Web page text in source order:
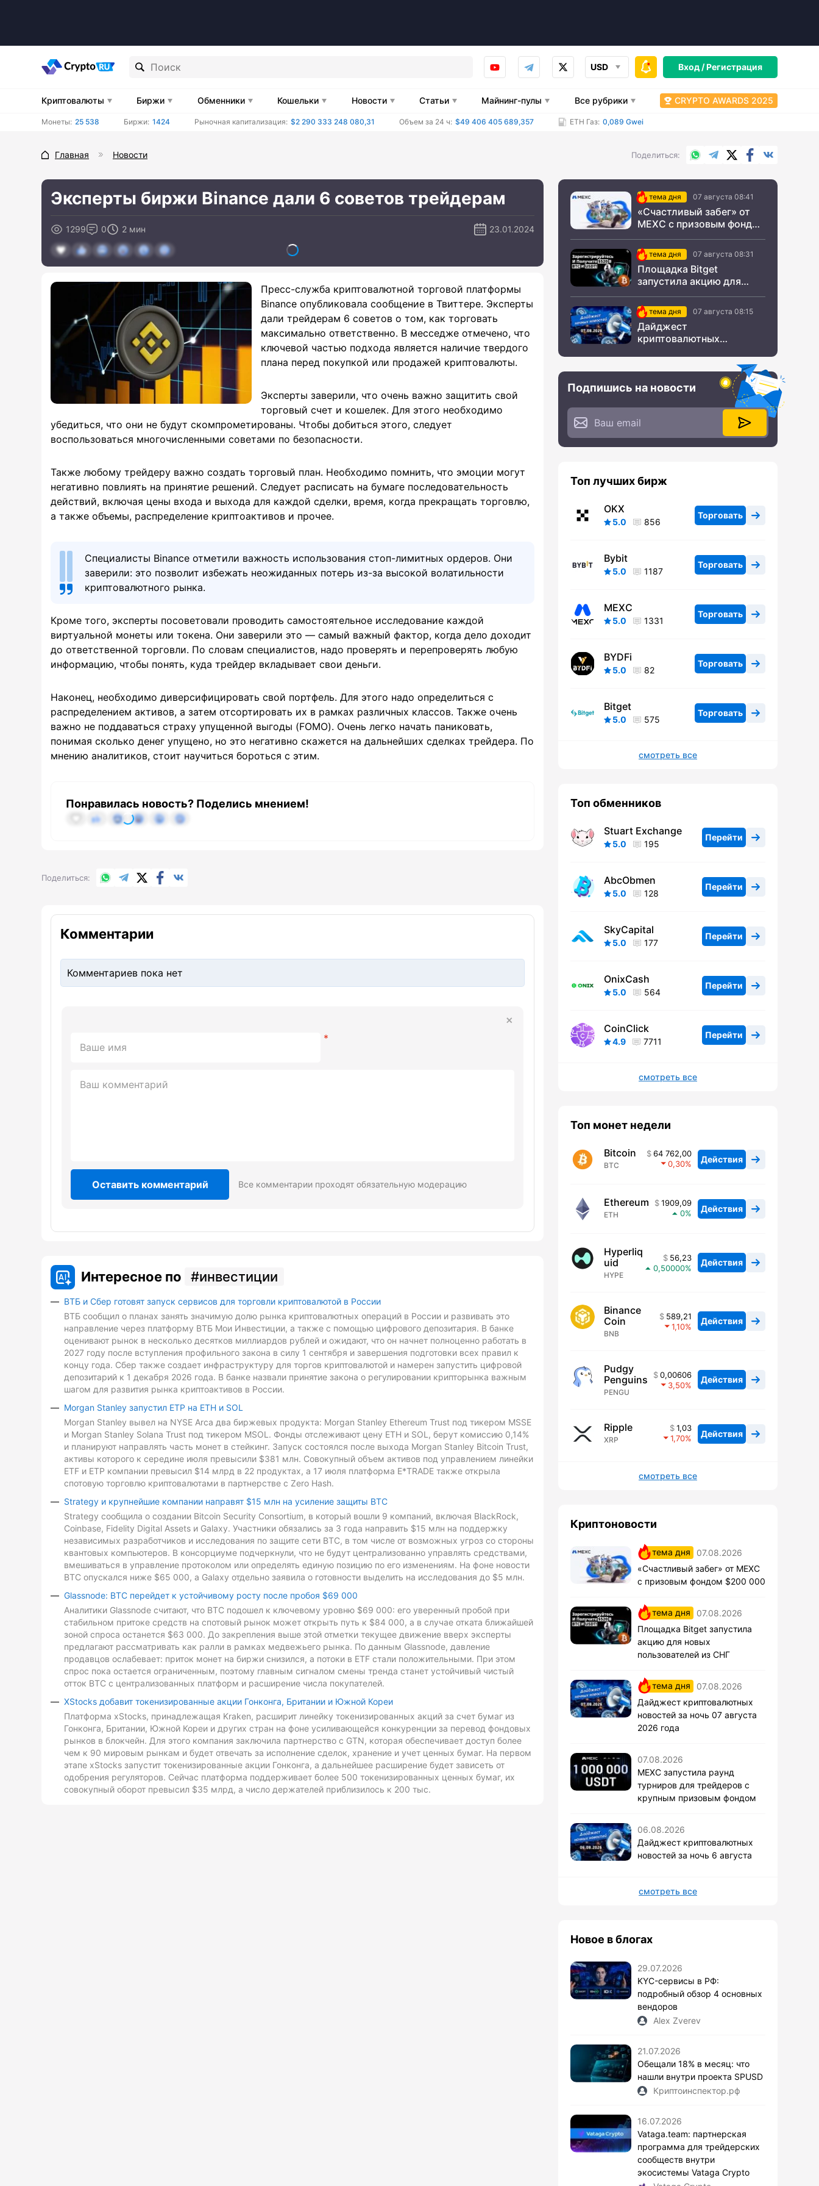
USD Вход /Регистрация
Криптовалюты Биржи Обменники Кошельки Новости Статьи Майнинг-пулы Все рубрики CRYPTO AWARDS 2025
Монеты: 25 538 Биржи: 1424 Рыночная капитализация: $2 290 333 248 080,31 Объем за 24 ч: $49 406 405 689,357 ETH Газ: 0,089 Gwei
Главная Новости Поделиться WhatsApp
TelegramX.comFacebook
Эксперты биржи Binance дали 6 советов трейдерам
1299 0 2 мин 23.01.2024
Пресс-служба криптовалютной торговой платформы
Binance опубликовала сообщение в Твиттере. Эксперты
дали трейдерам 6 советов о том, как торговать
максимально ответственно. В месседже отмечено, что
ключевой частью подхода является наличие твердого
плана перед покупкой или продажей криптовалюты.
Эксперты заверили, что очень важно защитить свой
торговый счет и кошелек. Для этого необходимо
убедиться, что они не будут скомпрометированы. Чтобы добиться этого, следует
воспользоваться многочисленными советами по безопасности.
Также любому трейдеру важно создать торговый план. Необходимо помнить, что эмоции могут
негативно повлиять на принятие решений. Следует расписать на бумаге последовательность
действий, включая цены входа и выхода для каждой сделки, время, когда прекращать торговлю,
а также объемы, распределение криптоактивов и прочее.
Специалисты Binance отметили важность использования стоп-лимитных ордеров. Они
заверили: это позволит избежать неожиданных потерь из-за высокой волатильности
криптовалютного рынка.
Кроме того, эксперты посоветовали проводить самостоятельное исследование каждой
виртуальной монеты или токена. Они заверили это — самый важный фактор, когда дело доходит
до ответственной торговли. По словам специалистов, надо проверять и перепроверять любую
информацию, чтобы понять, куда трейдер вкладывает свои деньги.
Наконец, необходимо диверсифицировать свой портфель. Для этого надо определиться с
распределением активов, а затем отсортировать их в рамках различных классов. Также очень
важно не поддаваться страху упущенной выгоды (FOMO). Очень легко начать паниковать,
понимая сколько денег упущено, но это негативно скажется на дальнейших сделках трейдера. По
мнению аналитиков, стоит научиться бороться с этим.
Понравилась новость? Поделись мнением!
Поделиться WhatsApp
TelegramX.comFacebook
Комментарии
Комментариев пока нет
Оставить комментарий Все комментарии проходят обязательную модерацию
Интересное по инвестиции
ВТБ и Сбер готовят запуск сервисов для торговли криптовалютой в России
ВТБ сообщил о планах занять значимую долю рынка криптовалютных операций в России и развивать это
направление через платформу ВТБ Мои Инвестиции, а также с помощью цифрового депозитария. В банке
оценивают рынок в несколько десятков миллиардов рублей и ожидают, что он начнет полноценно работать в
2027 году после вступления профильного закона в силу 1 сентября и завершения подготовки всех правил к
концу года. Сбер также создает инфраструктуру для торгов криптовалютой и намерен запустить цифровой
депозитарий к 1 декабря 2026 года. В банке назвали принятие закона о регулировании крипторынка важным
шагом для развития рынка криптоактивов в России.
Morgan Stanley запустил ETP на ETH и SOL
Morgan Stanley вывел на NYSE Arca два биржевых продукта: Morgan Stanley Ethereum Trust под тикером MSSE
и Morgan Stanley Solana Trust под тикером MSOL. Фонды отслеживают цену ETH и SOL, берут комиссию 0,14%
и планируют направлять часть монет в стейкинг. Запуск состоялся после выхода Morgan Stanley Bitcoin Trust,
активы которого к середине июля превысили $381 млн. Совокупный объем активов под управлением линейки
ETF и ETP компании превысил $14 млрд в 22 продуктах, а 17 июля платформа E*TRADE также открыла
спотовую торговлю криптовалютами в партнерстве с Zero Hash.
Strategy и крупнейшие компании направят $15 млн на усиление защиты BTC
Strategy сообщила о создании Bitcoin Security Consortium, в который вошли 9 компаний, включая BlackRock,
Coinbase, Fidelity Digital Assets и Galaxy. Участники обязались за 3 года направить $15 млн на поддержку
независимых разработчиков и исследования по защите сети BTC, в том числе от возможных угроз со стороны
квантовых компьютеров. В консорциуме подчеркнули, что не будут централизованно управлять средствами,
вмешиваться в управление протоколом или определять единую позицию по его изменениям. На фоне новости
BTC опускался ниже $65 000, а Galaxy отдельно заявила о готовности выделить на исследования до $5 млн.
Glassnode: BTC перейдет к устойчивому росту после пробоя $69 000
Аналитики Glassnode считают, что BTC подошел к ключевому уровню $69 000: его уверенный пробой при
стабильном притоке средств на спотовый рынок может открыть путь к $84 000, а в случае отката ближайшей
зоной спроса останется $63 000. До закрепления выше этой отметки текущее движение вверх эксперты
предлагают рассматривать как ралли в рамках медвежьего рынка. По данным Glassnode, давление
продавцов ослабевает: приток монет на биржи снизился, а потоки в ETF стали положительными. При этом
спрос пока остается ограниченным, поэтому главным сигналом смены тренда станет устойчивый чистый
отток BTC с централизованных платформ и расширение числа покупателей.
XStocks добавит токенизированные акции Гонконга, Британии и Южной Кореи
Платформа xStocks, принадлежащая Kraken, расширит линейку токенизированных акций за счет бумаг из
Гонконга, Британии, Южной Кореи и других стран на фоне усиливающейся конкуренции за перевод фондовых
рынков в блокчейн. Для этого компания заключила партнерство с GTN, которая обеспечивает доступ более
чем к 90 мировым рынкам и будет отвечать за исполнение сделок, хранение и учет ценных бумаг. На первом
этапе xStocks запустит токенизированные акции Гонконга, а дальнейшее расширение будет зависеть от
одобрения регуляторов. Сейчас платформа поддерживает более 500 токенизированных ценных бумаг, их
совокупный оборот превысил $35 млрд, а число держателей приблизилось к 200 тыс.
тема дня 07 августа 08:41
«Счастливый забег» от
MEXC с призовым фондом
тема дня 07 августа 08:31
Площадка Bitget
запустила акцию для
СНГтема дня 07 августа 08:15
Дайджест
криптовалютных
Подпишись на новости
Топ лучших бирж
OKX
5.0 856
Торговать
Bybit
5.0 1187
Торговать
MEXC
5.0 1331
Торговать
BYDFi
5.0 82
Торговать
Bitget
5.0 575
Торговать
смотреть все
Топ обменников
Stuart Exchange
5.0 195
Перейти
AbcObmen
5.0 128
Перейти
SkyCapital
5.0 177
Перейти
OnixCash
5.0 564
Перейти
CoinClick
4.9 7711
Перейти
смотреть все
Топ монет недели
Bitcoin
BTC
64 762,00
0,30
Действия
Ethereum
ETH
1909,09
0
Действия
Hyperliq
uid
HYPE
56,23
0,50000
Действия
Binance
Coin
BNB
589,21
1,10
Действия
Pudgy
Penguins
PENGU
0,00606
3,50
Действия
Ripple
XRP
1,03
1,70
Действия
смотреть все
Криптоновости
тема дня
07.08.2026
«Счастливый забег» от MEXC
с призовым фондом $200 000
тема дня
07.08.2026
Площадка Bitget запустила
акцию для новых
пользователей из СНГ
тема дня
07.08.2026
Дайджест криптовалютных
новостей за ночь 07 августа
2026 года
07.08.2026
MEXC запустила раунд
турниров для трейдеров с
крупным призовым фондом
06.08.2026
Дайджест криптовалютных
новостей за ночь 6 августа
смотреть все
Новое в блогах
29.07.2026
KYC-сервисы в РФ:
подробный обзор 4 основных
вендоров
Alex Zverev
21.07.2026
Обещали 18% в месяц: что
нашли внутри проекта SPUSD
Криптоинспектор.рф
16.07.2026
Vataga.team: партнерская
программа для трейдерских
сообществ внутри
экосистемы Vataga Crypto